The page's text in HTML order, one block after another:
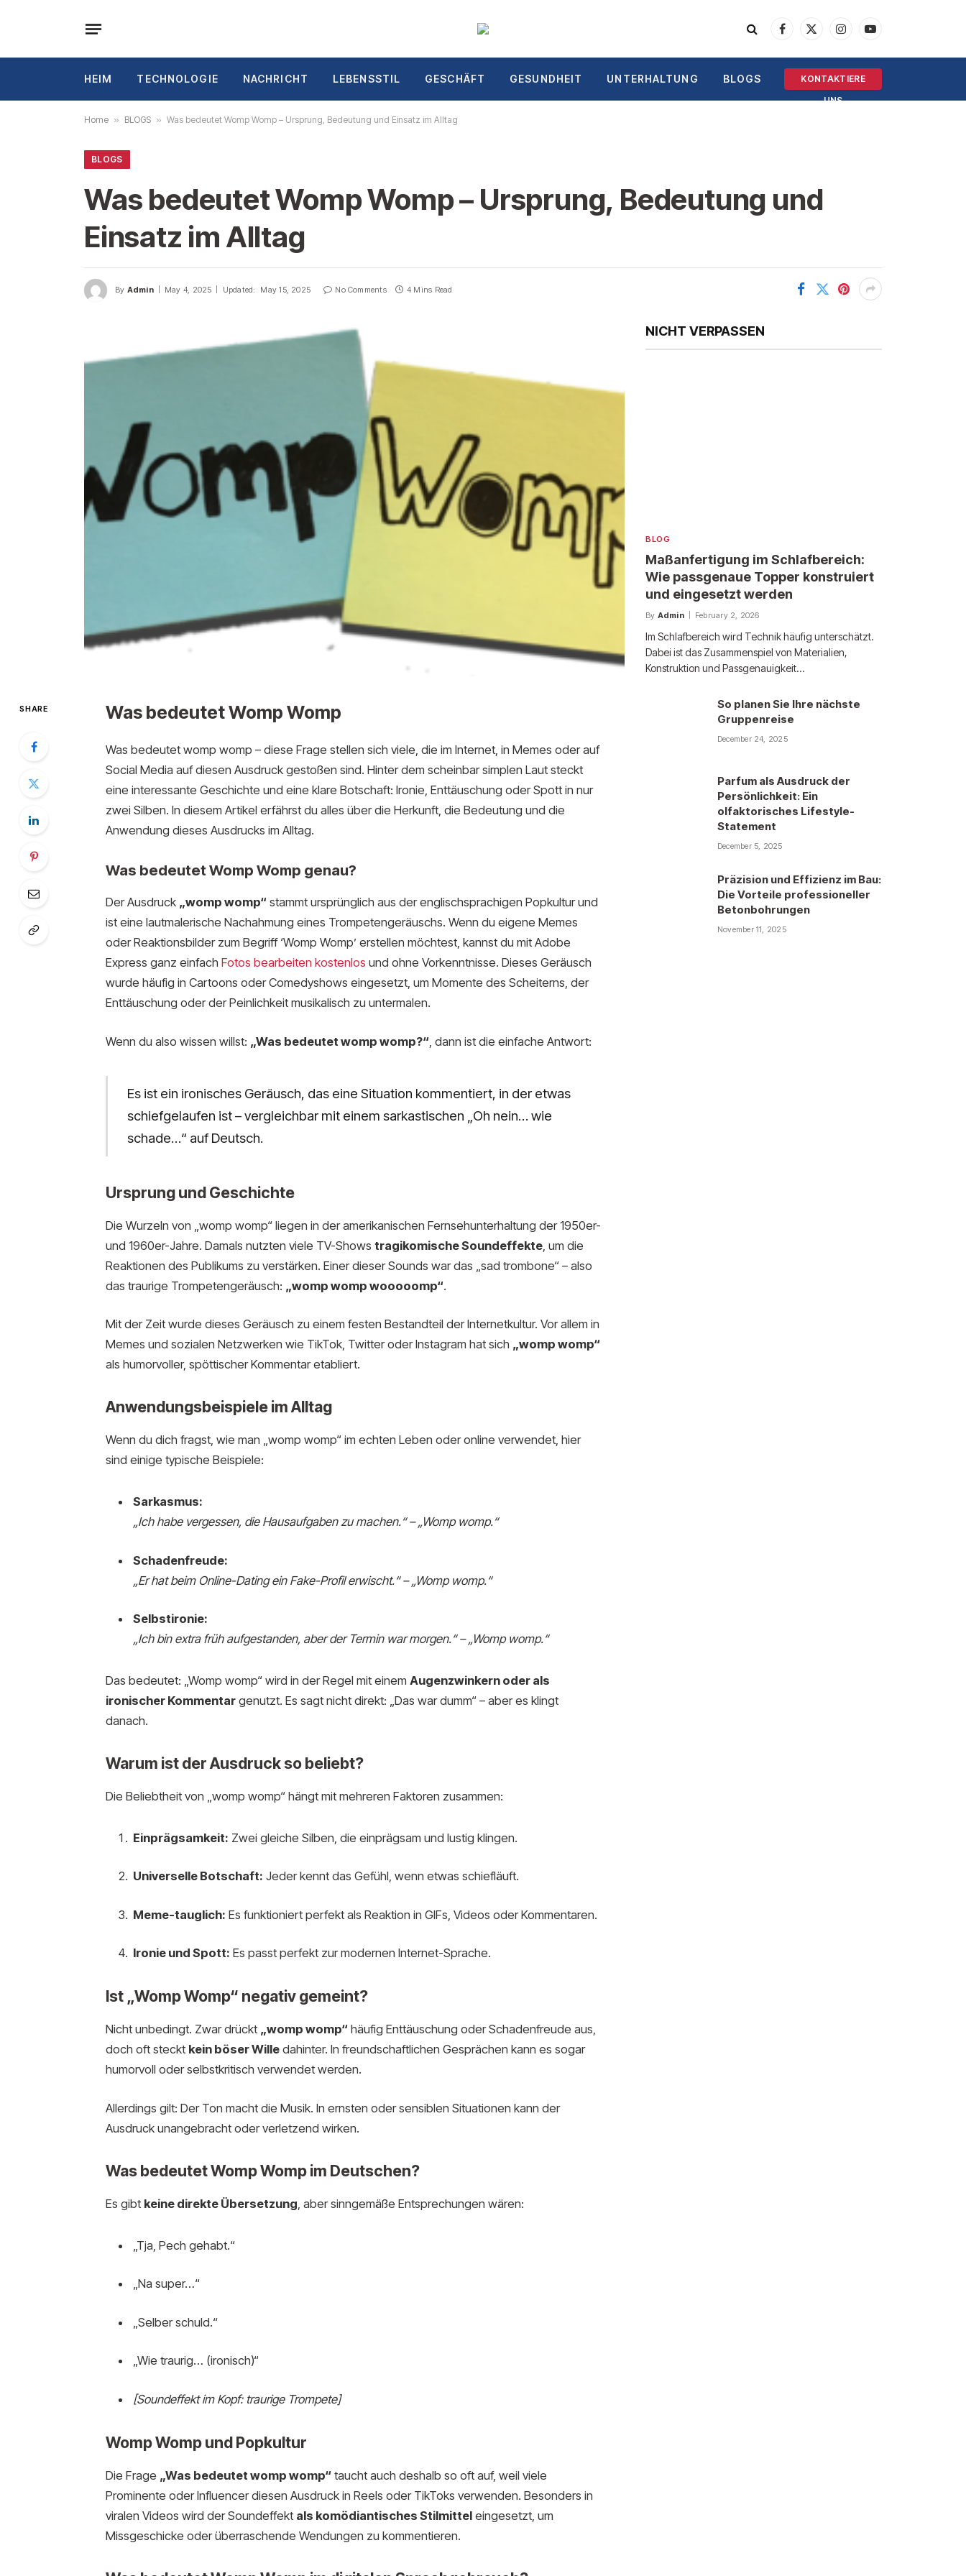
Facebook
X
InstagramYouTube
HEIM TECHNOLOGIE NACHRICHT LEBENSSTIL GESCHÄFT GESUNDHEIT UNTERHALTUNG BLOGS
KONTAKTIERE
UNS
Home » BLOGS » Was bedeutet Womp Womp – Ursprung, Bedeutung und Einsatz im Alltag
BLOGS
Was bedeutet Womp Womp – Ursprung, Bedeutung und
Einsatz im Alltag
By Admin May 4, 2025 Updated: May 15, 2025 No Comments 4 Mins Read
SHARE Was bedeutet Womp Womp
Was bedeutet womp womp – diese Frage stellen sich viele, die im Internet, in Memes oder auf
Social Media auf diesen Ausdruck gestoßen sind. Hinter dem scheinbar simplen Laut steckt
eine interessante Geschichte und eine klare Botschaft: Ironie, Enttäuschung oder Spott in nur
zwei Silben. In diesem Artikel erfährst du alles über die Herkunft, die Bedeutung und die
Anwendung dieses Ausdrucks im Alltag.
Was bedeutet Womp Womp genau?
Der Ausdruck „womp womp“ stammt ursprünglich aus der englischsprachigen Popkultur und
ist eine lautmalerische Nachahmung eines Trompetengeräuschs. Wenn du eigene Memes
oder Reaktionsbilder zum Begriff ‘Womp Womp’ erstellen möchtest, kannst du mit Adobe
Express ganz einfach Fotos bearbeiten kostenlos und ohne Vorkenntnisse. Dieses Geräusch
wurde häufig in Cartoons oder Comedyshows eingesetzt, um Momente des Scheiterns, der
Enttäuschung oder der Peinlichkeit musikalisch zu untermalen.
Wenn du also wissen willst: „Was bedeutet womp womp?“ , dann ist die einfache Antwort:
Es ist ein ironisches Geräusch, das eine Situation kommentiert, in der etwas
schiefgelaufen ist – vergleichbar mit einem sarkastischen „Oh nein… wie
schade…“ auf Deutsch.
Ursprung und Geschichte
Die Wurzeln von „womp womp“ liegen in der amerikanischen Fernsehunterhaltung der 1950er-
und 1960er-Jahre. Damals nutzten viele TV-Shows tragikomische Soundeffekte, um die
Reaktionen des Publikums zu verstärken. Einer dieser Sounds war das „sad trombone“ – also
das traurige Trompetengeräusch: „womp womp wooooomp“.
Mit der Zeit wurde dieses Geräusch zu einem festen Bestandteil der Internetkultur. Vor allem in
Memes und sozialen Netzwerken wie TikTok, Twitter oder Instagram hat sich „womp womp“
als humorvoller, spöttischer Kommentar etabliert.
Anwendungsbeispiele im Alltag
Wenn du dich fragst, wie man „womp womp“ im echten Leben oder online verwendet, hier
sind einige typische Beispiele:
Sarkasmus:
„Ich habe vergessen, die Hausaufgaben zu machen.“ – „Womp womp.“
Schadenfreude:
„Er hat beim Online-Dating ein Fake-Profil erwischt.“ – „Womp womp.“
Selbstironie:
„Ich bin extra früh aufgestanden, aber der Termin war morgen.“ – „Womp womp.“
Das bedeutet: „Womp womp“ wird in der Regel mit einem Augenzwinkern oder als
ironischer Kommentargenutzt. Es sagt nicht direkt: „Das war dumm“ – aber es klingt
danach.
Warum ist der Ausdruck so beliebt?
Die Beliebtheit von „womp womp“ hängt mit mehreren Faktoren zusammen:
Einprägsamkeit: Zwei gleiche Silben, die einprägsam und lustig klingen.
Universelle Botschaft: Jeder kennt das Gefühl, wenn etwas schiefläuft.
Meme-tauglich: Es funktioniert perfekt als Reaktion in GIFs, Videos oder Kommentaren.
Ironie und Spott: Es passt perfekt zur modernen Internet-Sprache.
Ist „Womp Womp“ negativ gemeint?
Nicht unbedingt. Zwar drückt „womp womp“ häufig Enttäuschung oder Schadenfreude aus,
doch oft steckt kein böser Willedahinter. In freundschaftlichen Gesprächen kann es sogar
humorvoll oder selbstkritisch verwendet werden.
Allerdings gilt: Der Ton macht die Musik. In ernsten oder sensiblen Situationen kann der
Ausdruck unangebracht oder verletzend wirken.
Was bedeutet Womp Womp im Deutschen?
Es gibt keine direkte Übersetzung , aber sinngemäße Entsprechungen wären:
„Tja, Pech gehabt.“
„Na super…“
„Selber schuld.“
„Wie traurig… (ironisch)“
[Soundeffekt im Kopf: traurige Trompete]
Womp Womp und Popkultur
Die Frage „Was bedeutet womp womp“ taucht auch deshalb so oft auf, weil viele
Prominente oder Influencer diesen Ausdruck in Reels oder TikToks verwenden. Besonders in
viralen Videos wird der Soundeffekt als komödiantisches Stilmitteleingesetzt, um
Missgeschicke oder überraschende Wendungen zu kommentieren.
NICHT VERPASSEN
BLOG
Maßanfertigung im Schlafbereich:
Wie passgenaue Topper konstruiert
und eingesetzt werden
By Admin February 2, 2026
Im Schlafbereich wird Technik häufig unterschätzt.
Dabei ist das Zusammenspiel von Materialien,
Konstruktion und Passgenauigkeit…
So planen Sie Ihre nächste
Gruppenreise
December 24, 2025
Parfum als Ausdruck der
Persönlichkeit: Ein
olfaktorisches Lifestyle-
Statement
December 5, 2025
Präzision und Effizienz im Bau:
Die Vorteile professioneller
Betonbohrungen
November 11, 2025